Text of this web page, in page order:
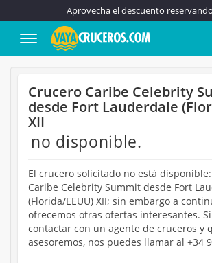
Aprovecha el descuento
Crucero Caribe Celebrity
desde Fort Lauderdale
XII
no disponible.
El crucero solicitado no está
Caribe Celebrity Summit desde Fort
(Florida/EEUU) XII; sin embargo a
ofrecemos otras ofertas interesantes.
contactar con un agente de cruceros y
asesoremos, nos puedes llamar al +34